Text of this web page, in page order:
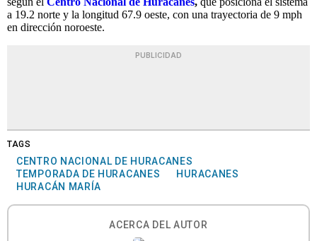
a 19.2 norte y la longitud 67.9 oeste, con una trayectoria de 9 mph
en dirección noroeste.
PUBLICIDAD
TAGS
CENTRO NACIONAL DE HURACANES
TEMPORADA DE HURACANES
HURACANES
HURACÁN MARÍA
ACERCA DEL AUTOR